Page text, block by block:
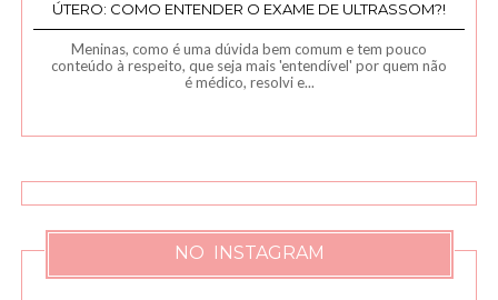
ÚTERO: COMO ENTENDER O EXAME DE ULTRASSOM?!
Meninas, como é uma dúvida bem comum e tem pouco
conteúdo à respeito, que seja mais 'entendível' por quem não
é médico, resolvi e...
NO INSTAGRAM